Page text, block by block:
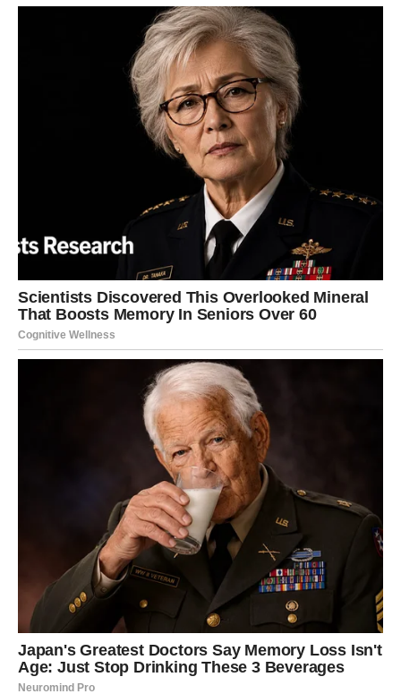
Nova ljubav vam dolazi onda kada
je najmanje očekujete
Pored finansijskog uspjeha, ostatak maja donosi vam
ogromnu sreću i na polju emocija.
Ako ste dugo bili usamljeni ili razočarani, sada dolazi
vrijeme tokom kojeg biste mogli upoznati osobu koja će
vam potpuno promijeniti pogled na ljubav.
Jedan susret mogao bi probuditi emocije kakve dugo
niste osjetili. Ta osoba mogla bi u vaš život donijeti
mnogo sreće, nježnosti i osjećaj da konačno niste sami.
Ovnovi koji su u vezi mogli bi riješiti probleme koji ih
dugo opterećuju. Pred vama su iskreni razgovori, mnogo
više pažnje i emocije koje će vašu vezu učiniti jačom